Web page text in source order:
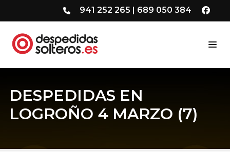
941 252 265 | 689 050 384
DESPEDIDAS EN
LOGROÑO 4 MARZO (7)